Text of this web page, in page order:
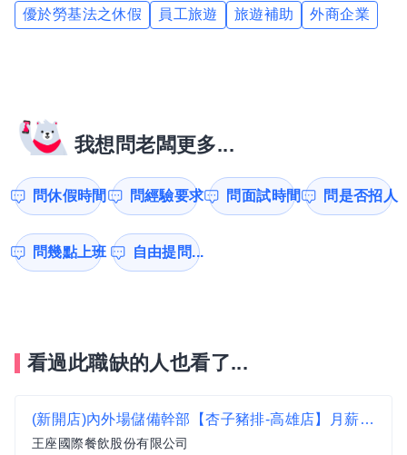
優於勞基法之休假 員工旅遊 旅遊補助 外商企業
我想問老闆更多...
問休假時間 問經驗要求 問面試時間 問是否招人
問幾點上班 自由提問...
看過此職缺的人也看了...
(新開店)內外場儲備幹部【杏子豬排-高雄店】月薪37000-43000#另有門市達標獎金 無經驗可
王座國際餐飲股份有限公司